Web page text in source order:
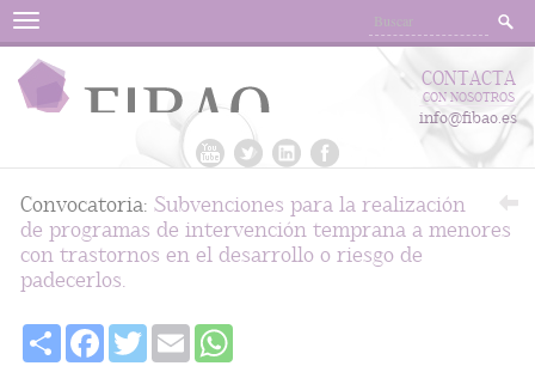
Menu
CONTACTA
CON NOSOTROS
info@fibao.es
Convocatoria: Subvenciones para la realización
de programas de intervención temprana a menores
con trastornos en el desarrollo o riesgo de
padecerlos.
Share FacebookTwitter Email